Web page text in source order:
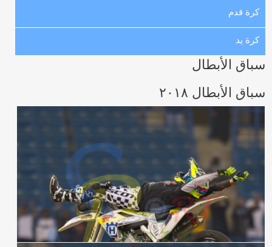
كرة قدم
كرة يد
سباق الأبطال
سباق الأبطال ٢٠١٨